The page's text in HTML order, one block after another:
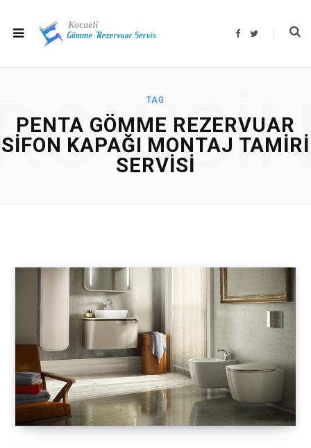
F
T
TAG
PENTA GÖMME REZERVUAR
SIFON KAPAĞI MONTAJ TAMIRI
SERVISI